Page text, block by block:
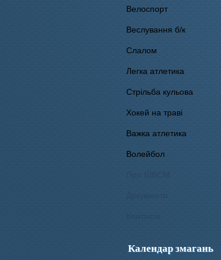
Велоспорт
Веслування б/к
Cлалом
Легка атлетика
Стрільба кульова
Хокей на траві
Важка атлетика
Волейбол
Документи
Календар змагань